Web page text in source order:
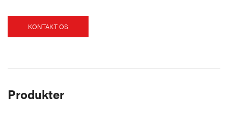
KONTAKT OS
Produkter